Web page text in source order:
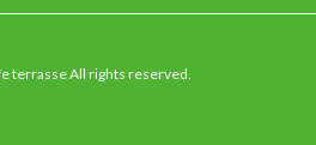
terrasse All rights reserved.